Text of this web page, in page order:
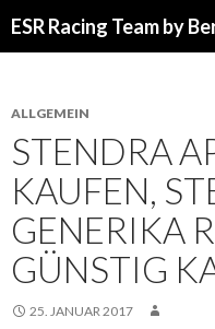
ESR Racing Team by
ALLGEMEIN
STENDRA
KAUFEN,
GENERIKA
GÜNSTIG
25. JANUAR 2017